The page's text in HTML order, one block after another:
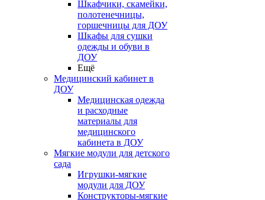
Шкафчики, скамейки,
полотенечницы,
горшечницы для ДОУ
Шкафы для сушки
одежды и обуви в
ДОУ
Ещё
Медицинский кабинет в
ДОУ
Медицинская одежда
и расходные
материалы для
медицинского
кабинета в ДОУ
Мягкие модули для детского
сада
Игрушки-мягкие
модули для ДОУ
Конструкторы-мягкие